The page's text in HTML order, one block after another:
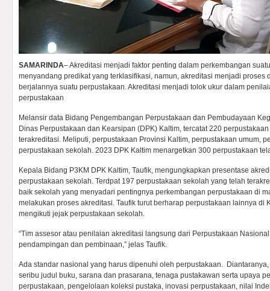
SAMARINDA– Akreditasi menjadi faktor penting dalam perkembangan
menyandang predikat yang terklasifikasi, namun, akreditasi menjadi proses
berjalannya suatu perpustakaan. Akreditasi menjadi tolok ukur dalam
perpustakaan
Melansir data Bidang Pengembangan Perpustakaan dan Pembudayaan
Dinas Perpustakaan dan Kearsipan (DPK) Kaltim, tercatat 220
terakreditasi. Meliputi, perpustakaan Provinsi Kaltim, perpustakaan umum,
perpustakaan sekolah. 2023 DPK Kaltim menargetkan 300 perpustakaan
Kepala Bidang P3KM DPK Kaltim, Taufik, mengungkapkan presentase
perpustakaan sekolah. Terdpat 197 perpustakaan sekolah yang telah
baik sekolah yang menyadari pentingnya perkembangan perpustakaan di
melakukan proses akreditasi. Taufik turut berharap perpustakaan lainnya di
mengikuti jejak perpustakaan sekolah.
“Tim assesor atau penilaian akreditasi langsung dari Perpustakaan
pendampingan dan pembinaan,” jelas Taufik.
Ada standar nasional yang harus dipenuhi oleh perpustakaan.
seribu judul buku, sarana dan prasarana, tenaga pustakawan serta upaya
perpustakaan, pengelolaan koleksi pustaka, inovasi perpustakaan, nilai